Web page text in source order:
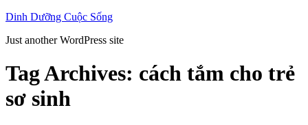
Skip
content
Dinh Dưỡng Cuộc Sống
Just another WordPress site
Tag Archives: cách tắm cho trẻ
sơ sinh